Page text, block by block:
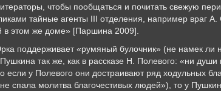
чтобы пообщаться и почитать свежую
тайные агенты III отделения, например враг
в этом же доме» [Паршина 2009].
поддерживает «румяный булочник» (не намек ли
так же, как в рассказе Н. Полевого: «ни
у Полевого они достраивают ряд ходульных
не спала молитва благочестивых людей»), то у